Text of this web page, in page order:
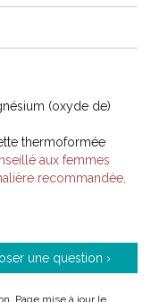
(oxyde de)
thermoformée
aux femmes
recommandée,
une question ›
Page mise à jour le